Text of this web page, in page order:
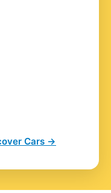
Cars →